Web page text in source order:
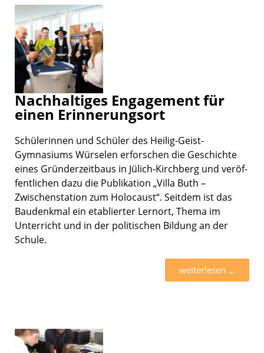
Nachhaltiges Engagement für
einen Erinnerungsort
Schüle­rin­nen und Schüler des Heilig-Geist-
Gymnasiums Würse­len erfor­schen die Geschichte
eines Gründer­zeit­baus in Jülich-Kirchberg und veröf­
fent­li­chen dazu die Publi­ka­tion „Villa Buth –
Zwischen­sta­tion zum Holocaust“. Seitdem ist das
Baudenk­mal ein etablier­ter Lernort, Thema im
Unter­richt und in der politi­schen Bildung an der
Schule.
weiter­le­sen …